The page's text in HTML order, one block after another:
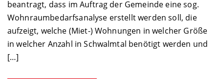
beantragt, dass im Auftrag der Gemeinde eine sog.
Wohnraumbedarfsanalyse erstellt werden soll, die
aufzeigt, welche (Miet-) Wohnungen in welcher Größe
in welcher Anzahl in Schwalmtal benötigt werden und
[…]